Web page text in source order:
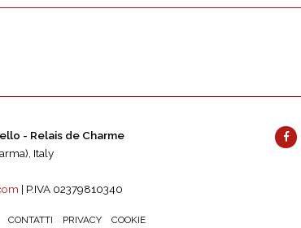
- Relais de Charme
Italy
| P.IVA 02379810340
CONTATTI PRIVACY
COOKIE